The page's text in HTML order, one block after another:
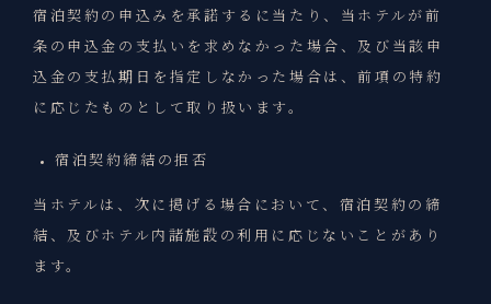
宿泊契約の申込みを承諾するに当たり、当ホテルが前
条の申込金の支払いを求めなかった場合、及び当該申
込金の支払期日を指定しなかった場合は、前項の特約
に応じたものとして取り扱います。
宿泊契約締結の拒否
当ホテルは、次に掲げる場合において、宿泊契約の締
結、及びホテル内諸施設の利用に応じないことがあり
ます。